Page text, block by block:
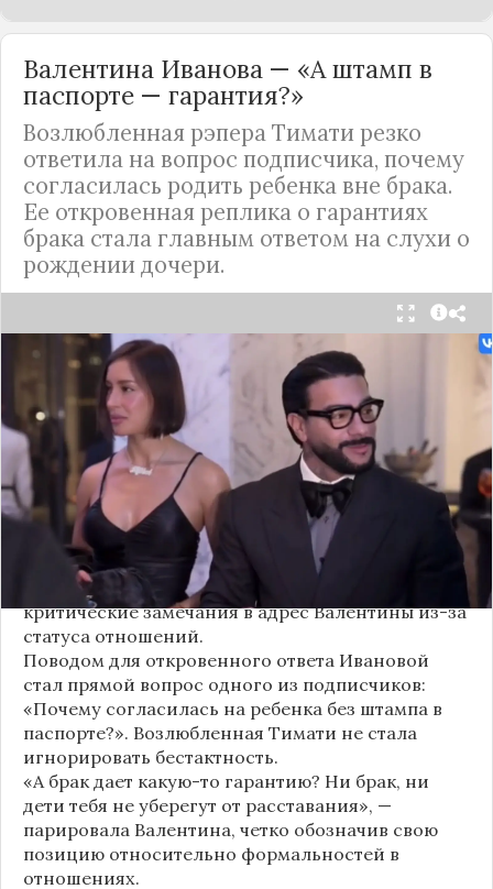
Валентина Иванова — «А штамп в
паспорте — гарантия?»
Возлюбленная рэпера Тимати резко
ответила на вопрос подписчика, почему
согласилась родить ребенка вне брака.
Ее откровенная реплика о гарантиях
брака стала главным ответом на слухи о
рождении дочери.
Валентина Иванова, избранница рэпера Тимати,
публично ответила на бестактный вопрос о
своем решении родить ребенка вне
официального брака. Ее резкая реакция стала
первым косвенным подтверждением слухов о
рождении дочери, ранее распространяемых
изданием «СтарХит».
Хотя сама звездная пара официально не
объявляла о пополнении, поклонники уже
засыпали их поздравлениями. Однако
некоторые комментаторы позволили себе
критические замечания в адрес Валентины из-за
статуса отношений.
Поводом для откровенного ответа Ивановой
стал прямой вопрос одного из подписчиков:
«Почему согласилась на ребенка без штампа в
паспорте?». Возлюбленная Тимати не стала
игнорировать бестактность.
«А брак дает какую-то гарантию? Ни брак, ни
дети тебя не уберегут от расставания», —
парировала Валентина, четко обозначив свою
позицию относительно формальностей в
отношениях.